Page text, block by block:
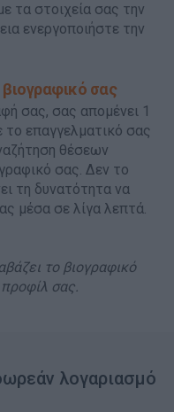
τα στοιχεία σας την
ενεργοποιήστε την
σας
σας, σας απομένει 1
επαγγελματικό σας
θέσεων
σας. Δεν το
τη δυνατότητα να
μέσα σε λίγα λεπτά.
το βιογραφικό
σας.
λογαριασμό